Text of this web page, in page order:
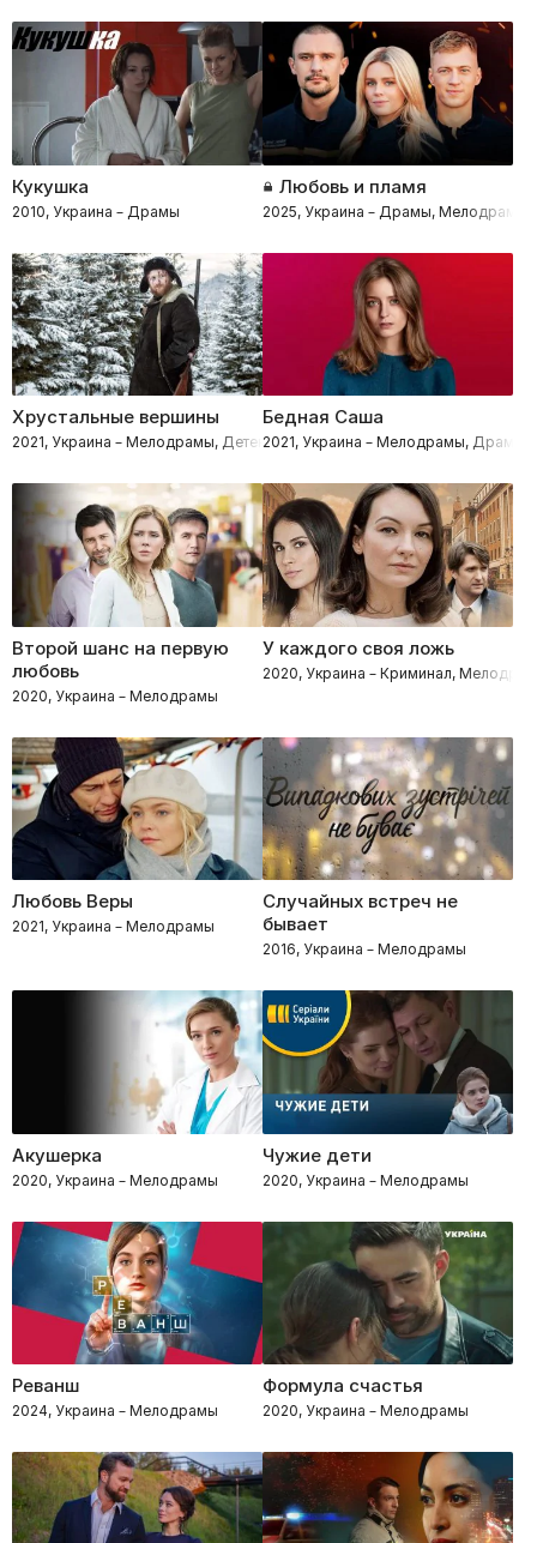
Кукушка
2010, Украина – Драмы
Любовь и пламя
2025, Украина – Драмы, Мелодрамы,
Хрустальные вершины
2021, Украина – Мелодрамы, Детективы, Триллеры
Бедная Саша
2021, Украина – Мелодрамы, Драмы
Второй шанс на первую
любовь
2020, Украина – Мелодрамы
У каждого своя ложь
2020, Украина – Криминал,
Любовь Веры
2021, Украина – Мелодрамы
Случайных встреч не
бывает
2016, Украина – Мелодрамы
Акушерка
2020, Украина – Мелодрамы
Чужие дети
2020, Украина – Мелодрамы
Реванш
2024, Украина – Мелодрамы
Формула счастья
2020, Украина – Мелодрамы